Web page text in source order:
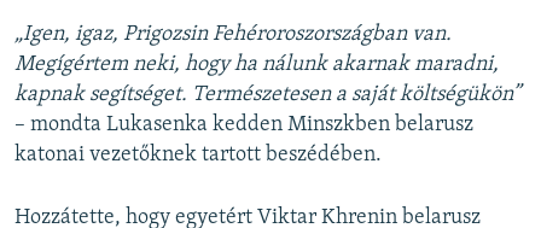
„Igen, igaz, Prigozsin Fehéroroszországban van.
Megígértem neki, hogy ha nálunk akarnak maradni,
kapnak segítséget. Természetesen a saját költségükön”
– mondta Lukasenka kedden Minszkben belarusz
katonai vezetőknek tartott beszédében.
Hozzátette, hogy egyetért Viktar Khrenin belarusz